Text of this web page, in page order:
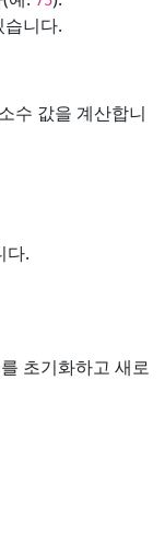
니다.
수 값을 계산합니
다.
초기화하고 새로